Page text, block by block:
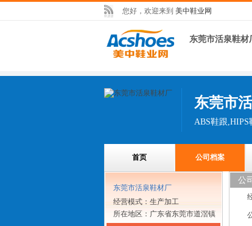
您好，欢迎来到 美中鞋业网
东莞市活泉鞋材
东莞市
ABS鞋跟,HIPS
首页 公司档案
东莞市活泉鞋材厂
经营模式：生产加工
所在地区：广东省东莞市道滘镇
公